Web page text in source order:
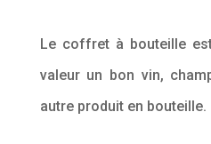
Le coffret à bouteille
valeur un bon vin,
autre produit en bouteille.